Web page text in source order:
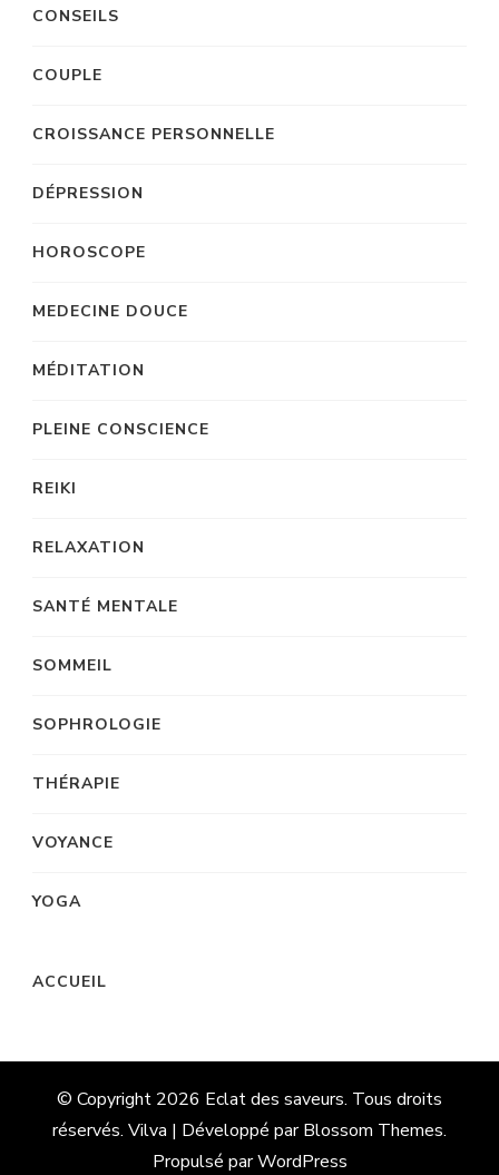
CONSEILS
COUPLE
CROISSANCE PERSONNELLE
DÉPRESSION
HOROSCOPE
MEDECINE DOUCE
MÉDITATION
PLEINE CONSCIENCE
REIKI
RELAXATION
SANTÉ MENTALE
SOMMEIL
SOPHROLOGIE
THÉRAPIE
VOYANCE
YOGA
ACCUEIL
© Copyright 2026 Eclat des saveurs. Tous droits
réservés. Vilva | Développé parBlossom Themes.
Propulsé parWordPress